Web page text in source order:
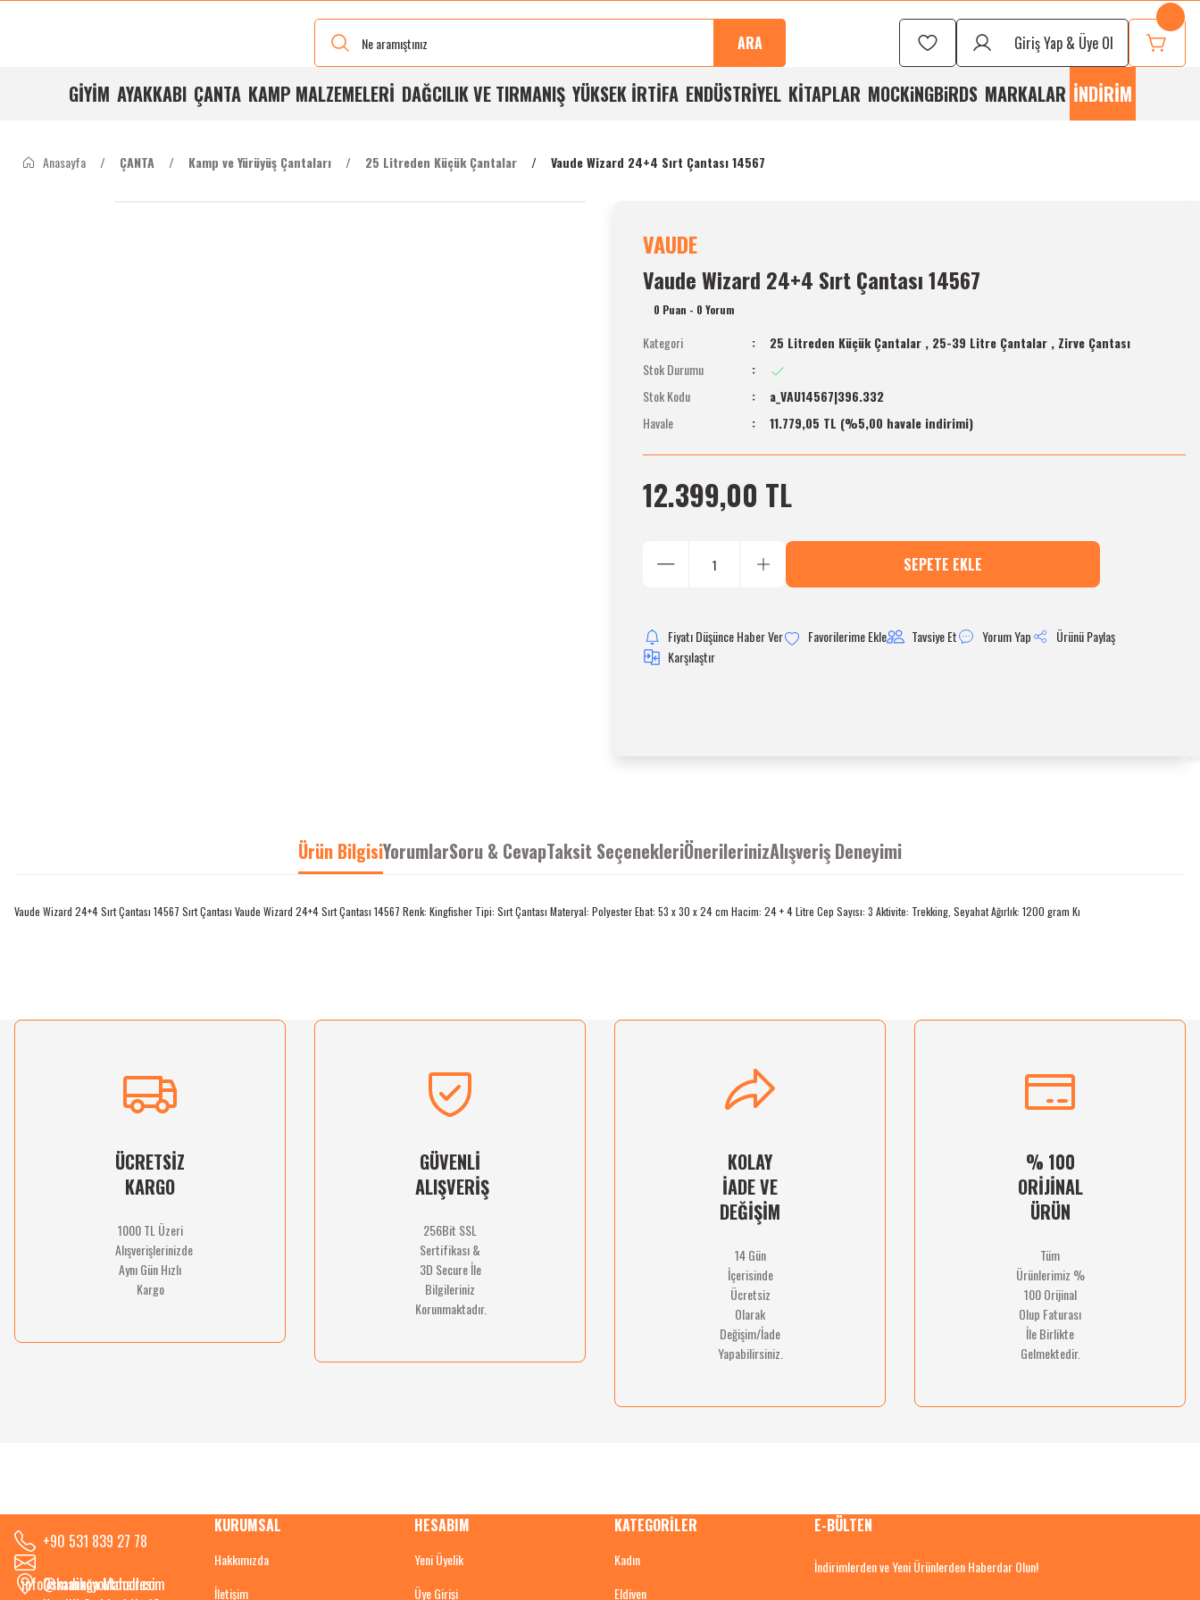
Ve Bedenleri
ile
Stoğumuzda
Buluşma
Kalite
Ücretsiz
Gün
İmkanı
ARA Giriş Yap & Üye Ol
GİYİM AYAKKABI ÇANTA KAMP MALZEMELERİ DAĞCILIK VE TIRMANIŞ YÜKSEK İRTİFA ENDÜSTRİYEL KİTAPLAR MOCKiNGBiRDS MARKALAR İNDİRİM
Anasayfa ÇANTA Kamp ve Yürüyüş Çantaları 25 Litreden Küçük Çantalar Vaude Wizard 24+4 Sırt Çantası 14567
VAUDE
Vaude Wizard 24+4 Sırt Çantası 14567
0 Puan - 0 Yorum
Kategori 25 Litreden Küçük Çantalar , 25-39 Litre Çantalar , Zirve Çantası
Stok Durumu
Stok Kodu
a_VAU14567|396.332
Havale
11.779,05 TL (%5,00 havale indirimi)
12.399,00 TL
SEPETE EKLE
Fiyatı Düşünce Haber Ver Tavsiye Et Yorum Yap
Ürünü Paylaş
Karşılaştır
Ürün BilgisiYorumlarSoru & CevapTaksit SeçenekleriÖnerilerinizAlışveriş Deneyimi
Vaude Wizard 24+4 Sırt Çantası 14567 Sırt Çantası Vaude Wizard 24+4 Sırt Çantası 14567 Renk: Kingfisher Tipi: Sırt Çantası Materyal: Polyester Ebat: 53 x 30 x 24 cm Hacim: 24 + 4 Litre Cep Sayısı: 3 Aktivite: Trekking, Seyahat Ağırlık: 1200 gram Kı
Ürün bilgilerinde hatalar bulunuyor.
ÜCRETSİZ
KARGO
1000 TL Üzeri
Alışverişlerinizde
Aynı Gün Hızlı
Kargo
GÜVENLİ
ALIŞVERİŞ
256Bit SSL
Sertifikası &
3D Secure İle
Bilgileriniz
Korunmaktadır.
KOLAY
İADE VE
DEĞİŞİM
14 Gün
İçerisinde
Ücretsiz
Olarak
Değişim/İade
Yapabilirsiniz.
% 100
ORİJİNAL
ÜRÜN
Tüm
Ürünlerimiz %
100 Orijinal
Olup Faturası
İle Birlikte
Gelmektedir.
+90 531 839 27 78
info@kadikoyoutdoor.com
Osmanağa Mahallesi
KURUMSAL
Hakkımızda
İletişim
HESABIM
Yeni Üyelik
Üye Girişi
KATEGORİLER
Kadın
Eldiven
E-BÜLTEN
İndirimlerden ve Yeni Ürünlerden Haberdar Olun!